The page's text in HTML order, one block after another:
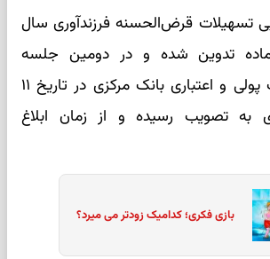
تسهیلات قرض‌الحسنه فرزندآوری سال
ماده تدوین شده و در دومین جلسه
کمیسیون عملیات پولی و اعتباری بانک مرکزی در تاریخ ۱۱
به تصویب رسیده و از زمان ابلاغ
بازی فکری؛ کدامیک زودتر می میرد؟